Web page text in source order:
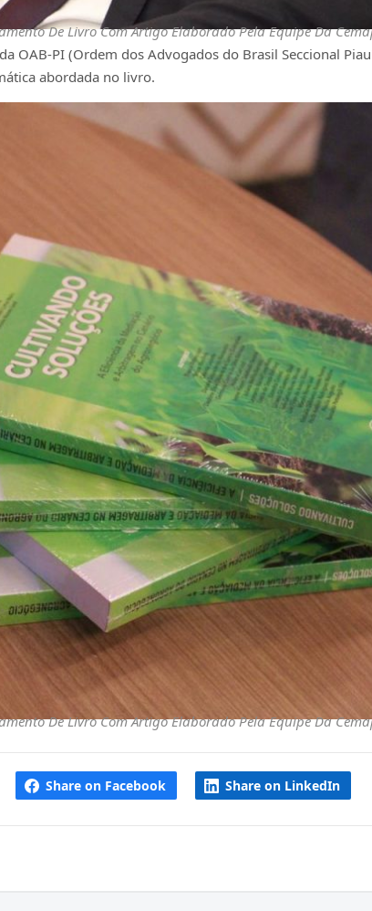
De Livro Com Artigo Elaborado Pela Equipe Da
OAB-PI (Ordem dos Advogados do Brasil Seccional
abordada no livro.
De Livro Com Artigo Elaborado Pela Equipe Da
Share on Facebook Share on LinkedIn